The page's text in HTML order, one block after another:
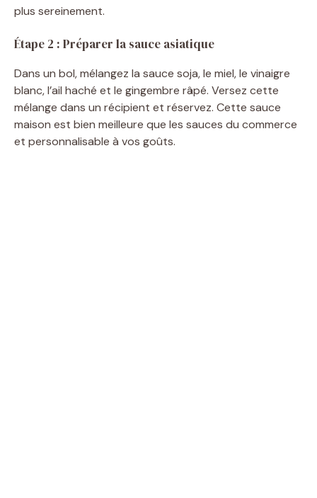
plus sereinement.
Étape 2 : Préparer la sauce asiatique
Dans un bol, mélangez la sauce soja, le miel, le vinaigre
blanc, l’ail haché et le gingembre râpé. Versez cette
mélange dans un récipient et réservez. Cette sauce
maison est bien meilleure que les sauces du commerce
et personnalisable à vos goûts.